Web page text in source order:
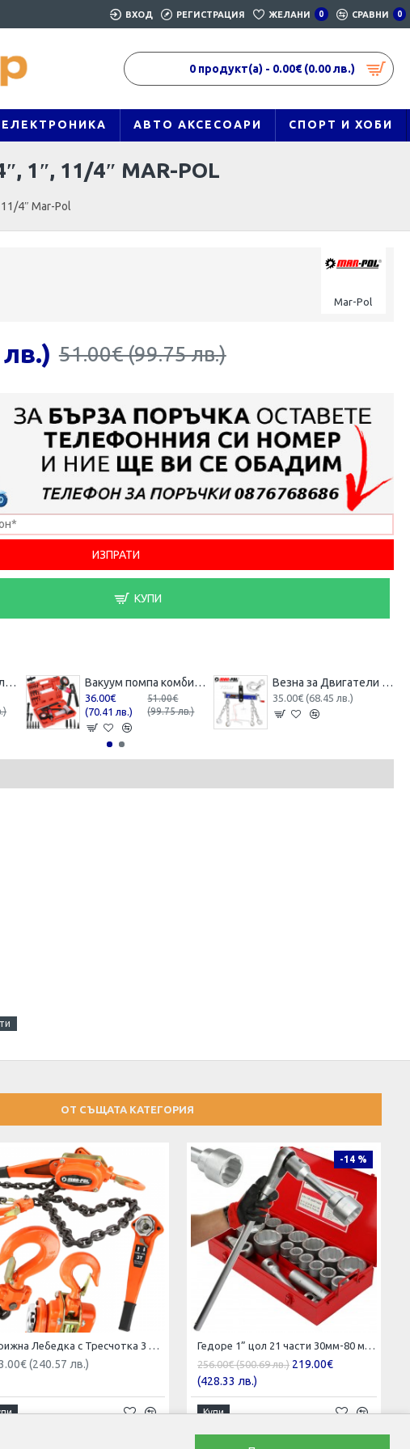
ВХОД РЕГИСТРАЦИЯ ЖЕЛАНИ 0 СРАВНИ 0
0 продукт(а) - 0.00€ (0.00 лв.)
ЕЛЕКТРОНИКА АВТО АКСЕСОАРИ СПОРТ И ХОБИ
4″ Mar-Pol
11/4″ MAR-POL
Mar-Pol
51.00€ (99.75 лв.)
КУПИ
Бояджийски пистолет с горно казанче Mar-pol HVLP / 1,7 мм , M80624 Вакуум помпа комбинирана ( вакуум и налягане ) Mar-Pol , M57698
36.00€
(70.41 лв.)
51.00€
(99.75 лв.)
Везна за Двигатели Усилена (за сваляне и качване) 750кг Mar-Pol Кантар за Двигател
35.00€ (68.45 лв.)
ОТ СЪЩАТА КАТЕГОРИЯ
Верижна Лебедка с Тресчотка 3 тона 2 метра
(240.57 лв.)
-14 %
Гедоре 1” цол 21 части 30мм-80 мм Mar-Pol Полша
256.00€ (500.69 лв.) 219.00€
(428.33 лв.)
Купи